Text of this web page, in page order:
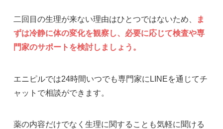
二回目の生理が来ない理由はひとつではないため、
ま
ずは冷静に体の変化を観察し、必要に応じて検査や専
門家のサポートを検討しましょう。
エニピルでは24時間いつでも専門家にLINEを通じてチ
ャットで相談ができます。
薬の内容だけでなく生理に関することも気軽に聞ける